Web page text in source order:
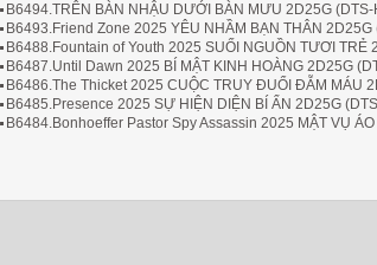
B6494.TRÊN BÀN NHẬU DƯỚI BÀN MƯU 2D25G (DTS-
B6493.Friend Zone 2025 YÊU NHẦM BẠN THÂN 2D25G
B6488.Fountain of Youth 2025 SUỐI NGUỒN TƯƠI TRẺ
B6487.Until Dawn 2025 BÍ MẬT KINH HOÀNG 2D25G
B6486.The Thicket 2025 CUỘC TRUY ĐUỔI ĐẪM MÁU
B6485.Presence 2025 SỰ HIỆN DIỆN BÍ ẨN 2D25G
B6484.Bonhoeffer Pastor Spy Assassin 2025 MẬT VỤ